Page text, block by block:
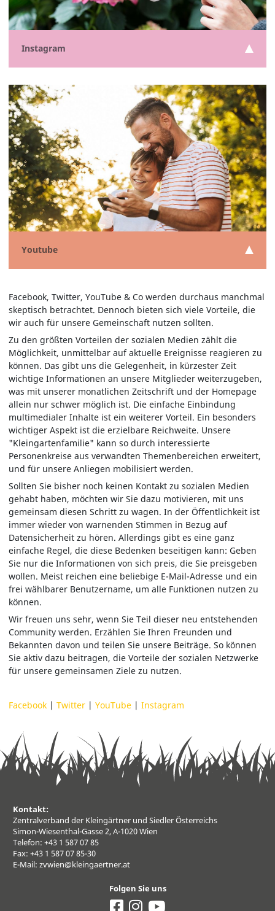
Instagram
Youtube
Facebook, Twitter, YouTube & Co werden durchaus manchmal
skeptisch betrachtet. Dennoch bieten sich viele Vorteile, die
wir auch für unsere Gemeinschaft nutzen sollten.
Zu den größten Vorteilen der sozialen Medien zählt die
Möglichkeit, unmittelbar auf aktuelle Ereignisse reagieren zu
können. Das gibt uns die Gelegenheit, in kürzester Zeit
wichtige Informationen an unsere Mitglieder weiterzugeben,
was mit unserer monatlichen Zeitschrift und der Homepage
allein nur schwer möglich ist. Die einfache Einbindung
multimedialer Inhalte ist ein weiterer Vorteil. Ein besonders
wichtiger Aspekt ist die erzielbare Reichweite. Unsere
"Kleingartenfamilie" kann so durch interessierte
Personenkreise aus verwandten Themenbereichen erweitert,
und für unsere Anliegen mobilisiert werden.
Sollten Sie bisher noch keinen Kontakt zu sozialen Medien
gehabt haben, möchten wir Sie dazu motivieren, mit uns
gemeinsam diesen Schritt zu wagen. In der Öffentlichkeit ist
immer wieder von warnenden Stimmen in Bezug auf
Datensicherheit zu hören. Allerdings gibt es eine ganz
einfache Regel, die diese Bedenken beseitigen kann: Geben
Sie nur die Informationen von sich preis, die Sie preisgeben
wollen. Meist reichen eine beliebige E-Mail-Adresse und ein
frei wählbarer Benutzername, um alle Funktionen nutzen zu
können.
Wir freuen uns sehr, wenn Sie Teil dieser neu entstehenden
Community werden. Erzählen Sie Ihren Freunden und
Bekannten davon und teilen Sie unsere Beiträge. So können
Sie aktiv dazu beitragen, die Vorteile der sozialen Netzwerke
für unsere gemeinsamen Ziele zu nutzen.
Facebook | Twitter | YouTube | Instagram
Kontakt:
Zentralverband der Kleingärtner und Siedler Österreichs
Simon-Wiesenthal-Gasse 2, A-1020 Wien
Telefon: +43 1 587 07 85
Fax: +43 1 587 07 85-30
E-Mail: zvwien@kleingaertner.at
Folgen Sie uns